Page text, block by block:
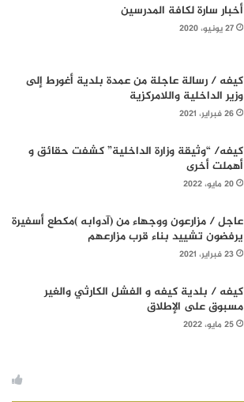
أخبار سارة لكافة المدرسين
27 يونيو، 2020
كيفه / رسالة عاجلة من عمدة بلدية أغورط إلى
وزير الداخلية واللامركزية
26 فبراير، 2021
كيفه/ “وثيقة وزارة الداخلية” كشفت حقائق و
أهملت أخرى
20 مايو، 2022
عاجل / مزارعون ووجهاء من (آدوابه )مكطع أسفيرة
يرفضون تشييد بناء قرب مزارعهم
23 فبراير، 2021
كيفه / بلدية كيفه و الفشل الكارثي والغير
مسبوق على الإطلاق
25 مايو، 2022